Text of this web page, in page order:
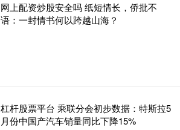
网上配资炒股安全吗 纸短情长，侨批不
语：一封情书何以跨越山海？
杠杆股票平台 乘联分会初步数据：特斯拉5
月份中国产汽车销量同比下降15%